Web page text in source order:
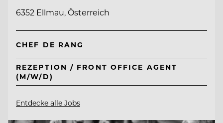
6352 Ellmau, Österreich
CHEF DE RANG
REZEPTION / FRONT OFFICE AGENT
(M/W/D)
Entdecke alle Jobs